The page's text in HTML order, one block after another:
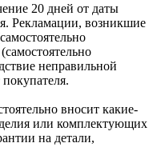
20 дней от даты
Рекламации, возникшие
неправильной
вносит какие-
или комплектующих
на детали,